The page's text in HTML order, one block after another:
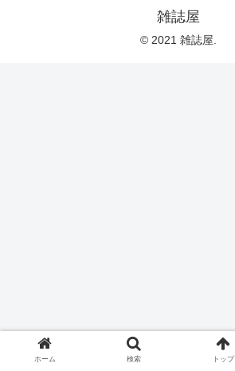
雑誌屋
© 2021 雑誌屋.
ホーム 検索 トップ